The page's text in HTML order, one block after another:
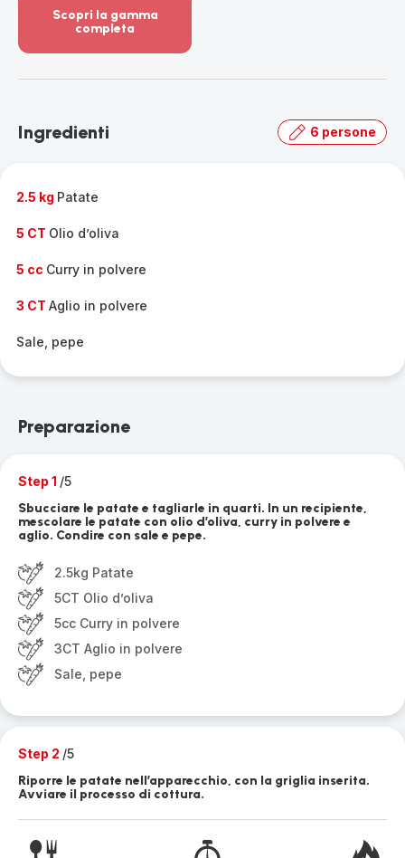
Scopri la gamma
completa
dettagli
la
Ingredienti 6 persone
2.5 kg Patate
5 CT Olio d’oliva
5 cc Curry in polvere
3 CT Aglio in polvere
Sale, pepe
Preparazione
Step 1 /5
Sbucciare le patate e tagliarle in quarti. In un recipiente,
mescolare le patate con olio d’oliva, curry in polvere e
aglio. Condire con sale e pepe.
2.5kg Patate
5CT Olio d’oliva
5cc Curry in polvere
3CT Aglio in polvere
Sale, pepe
Step 2 /5
Riporre le patate nell’apparecchio, con la griglia inserita.
Avviare il processo di cottura.